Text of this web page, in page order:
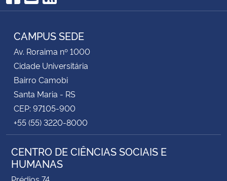
Facebook
YouTube
RSS
CAMPUS SEDE
Av. Roraima nº 1000
Cidade Universitária
Bairro Camobi
Santa Maria - RS
CEP: 97105-900
+55 (55) 3220-8000
CENTRO DE CIÊNCIAS SOCIAIS E
HUMANAS
Prédios 74